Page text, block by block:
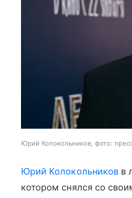
Юрий Колокольников, фото:
Юрий Колокольниковв
котором снялся со